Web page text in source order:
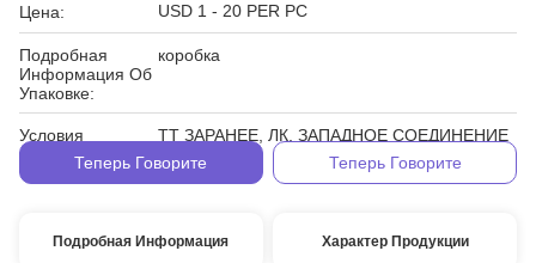
Цена: USD 1 - 20 PER PC
Подробная
Информация Об
Упаковке:
коробка
Условия
Оплаты:
ТТ ЗАРАНЕЕ, ЛК, ЗАПАДНОЕ СОЕДИНЕНИЕ
Теперь Говорите
Теперь Говорите
Подробная Информация Характер Продукции